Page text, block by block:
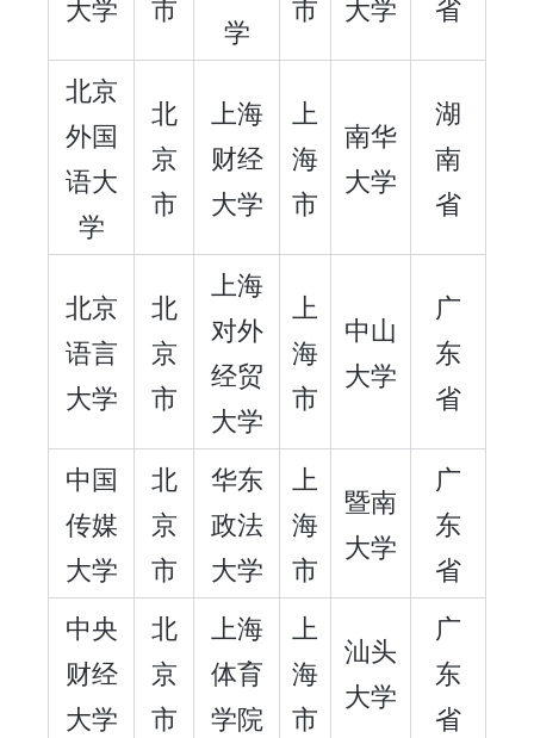
大学 市
学
市 大学 省
北京
外国
语大
学
北
京
市
上海
财经
大学
上
海
市
南华
大学
湖
南
省
北京
语言
大学
北
京
市
上海
对外
经贸
大学
上
海
市
中山
大学
广
东
省
中国
传媒
大学
北
京
市
华东
政法
大学
上
海
市
暨南
大学
广
东
省
中央
财经
大学
北
京
市
上海
体育
学院
上
海
市
汕头
大学
广
东
省